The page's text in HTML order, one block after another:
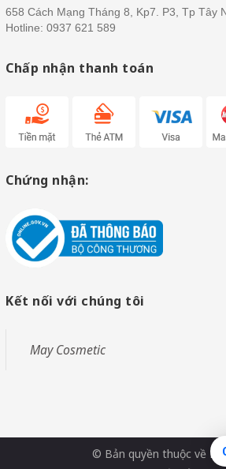
658 Cách Mạng Tháng 8, Kp7. P3, Tp Tây
Hotline: 0937 621 589
Chấp nhận thanh toán
Chứng nhận:
Kết nối với chúng tôi
May Cosmetic
© Bản quyền thuộc về